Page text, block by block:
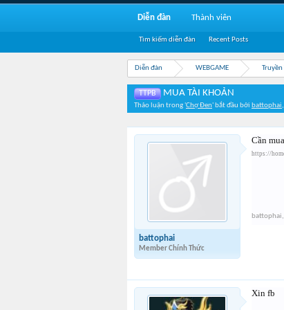
Diễn đàn WEBGAME
TTPB MUA TÀI KHOẢN
Thảo luận trong 'Chợ Đen' bắt đầu bởi battophai,
battophai
Member Chính Thức
Cần
https://
battophai,
Xin fb
Diễn đàn
Tìm kiếm diễn đàn Recent Posts
Thành viên